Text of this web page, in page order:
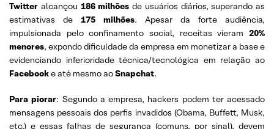
Twitter alcançou 186 milhões de usuários diários, superando as
estimativas de 175 milhões. Apesar da forte audiência,
impulsionada pelo confinamento social, receitas vieram 20%
menores, expondo dificuldade da empresa em monetizar a base e
evidenciando inferioridade técnica/tecnológica em relação ao
Facebooke até mesmo aoSnapchat.
Para piorar: Segundo a empresa, hackers podem ter acessado
mensagens pessoais dos perfis invadidos (Obama, Buffett, Musk,
etc.) e essas falhas de segurança (comuns, por sinal), devem